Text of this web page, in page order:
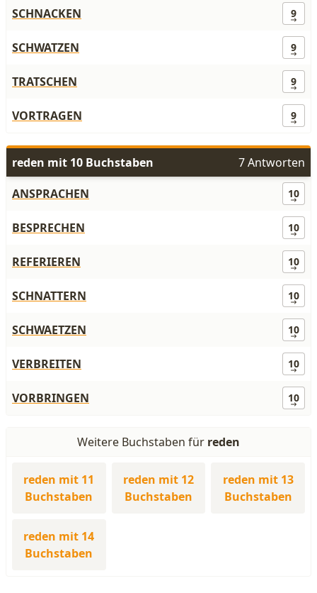
SCHNACKEN 9
SCHWATZEN 9
TRATSCHEN 9
VORTRAGEN 9
reden mit 10 Buchstaben
7 Antworten
ANSPRACHEN
10
BESPRECHEN 10
REFERIEREN 10
SCHNATTERN 10
SCHWAETZEN 10
VERBREITEN 10
VORBRINGEN 10
Weitere Buchstaben für reden
reden mit 11
Buchstaben
reden mit 12
Buchstaben
reden mit 13
Buchstaben
reden mit 14
Buchstaben